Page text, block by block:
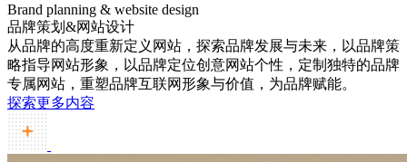
Brand planning & website design
品牌策划&网站设计
从品牌的高度重新定义网站，探索品牌发展与未来，以品牌策
略指导网站形象，以品牌定位创意网站个性，定制独特的品牌
专属网站，重塑品牌互联网形象与价值，为品牌赋能。
探索更多内容